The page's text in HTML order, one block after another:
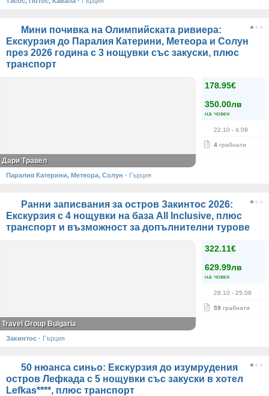
Мини почивка на Олимпийската ривиера:
Екскурзия до Паралия Катерини, Метеора и Солун
през 2026 година с 3 нощувки със закуски, плюс
транспорт
178.95€
350.00лв
на човек
22.10 - 4.09
4 грабнати
Дари Травел
Паралия Катерини, Метеора, Солун · Гърция
Ранни записвания за остров Закинтос 2026:
Екскурзия с 4 нощувки на база All Inclusive, плюс
транспорт и възможност за допълнителни турове
322.11€
629.99лв
на човек
28.10 - 25.08
59 грабнати
Travel Group Bulgaria
Закинтос · Гърция
50 нюанса синьо: Екскурзия до изумрудения
остров Лефкада с 5 нощувки със закуски в хотел
Lefkas****, плюс транспорт